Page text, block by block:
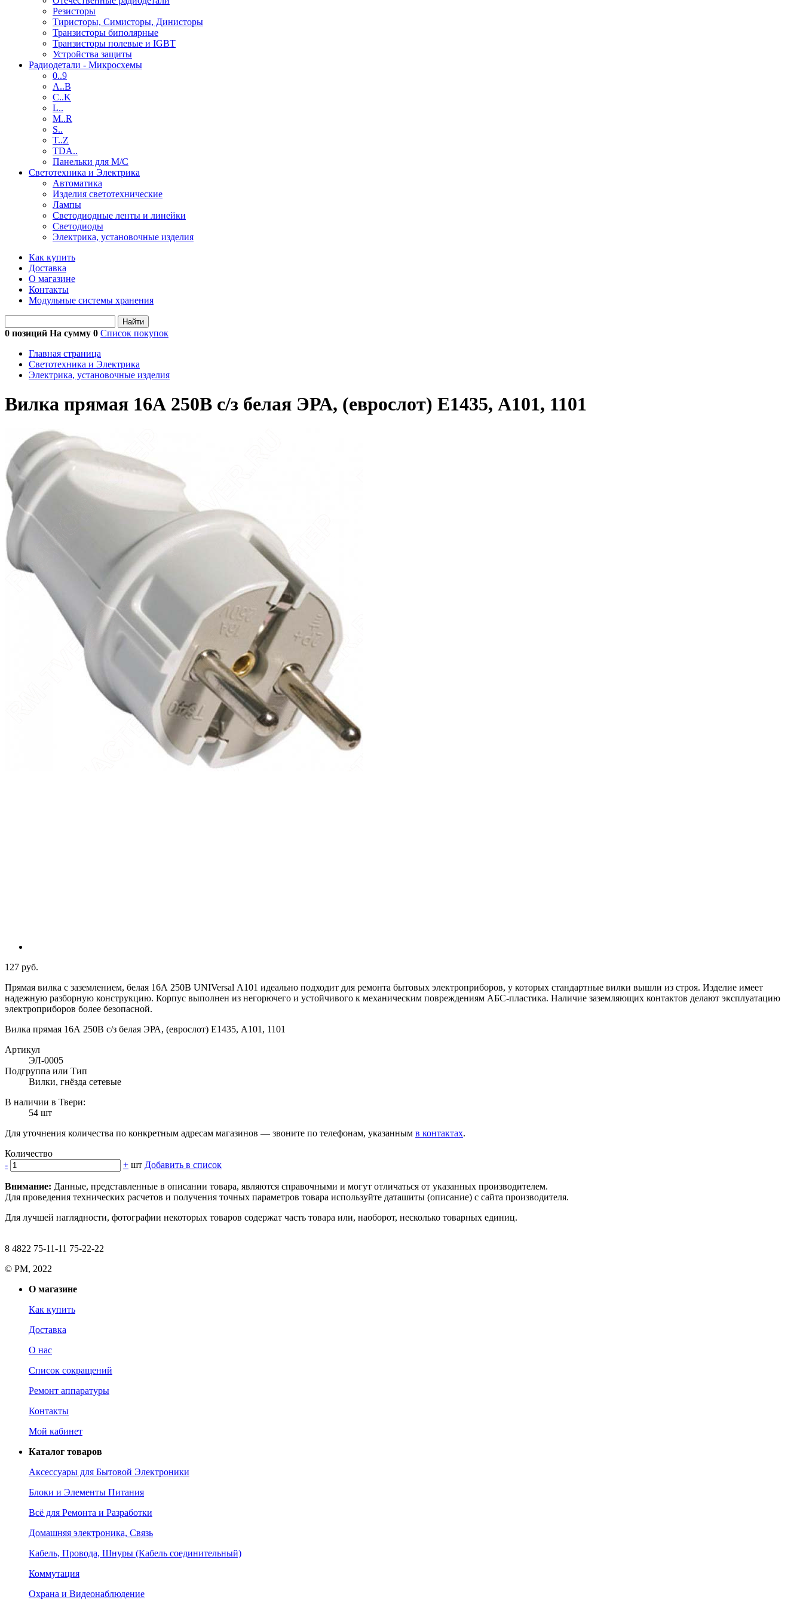
Резисторы
Тиристоры, Симисторы, Динисторы
Транзисторы биполярные
Транзисторы полевые и IGBT
Устройства защиты
Радиодетали - Микросхемы
0..9
A..B
C..K
L..
M..R
S..
T..Z
TDA..
Панельки для М/С
Светотехника и Электрика
Автоматика
Изделия светотехнические
Лампы
Светодиодные ленты и линейки
Светодиоды
Электрика, установочные изделия
Как купить
Доставка
О магазине
Контакты
Модульные системы хранения
Найти
0 позиций На сумму 0 Список покупок
Главная страница
Светотехника и Электрика
Электрика, установочные изделия
Вилка прямая 16А 250В с/з белая ЭРА, (еврослот) Е1435, A101, 1101
127 руб.
Прямая вилка с заземлением, белая 16А 250В UNIVersal А101 идеально подходит для ремонта бытовых электроприборов, у которых стандартные вилки вышли из строя. Изделие имеет
надежную разборную конструкцию. Корпус выполнен из негорючего и устойчивого к механическим повреждениям АБС-пластика. Наличие заземляющих контактов делают эксплуатацию
электроприборов более безопасной.
Вилка прямая 16А 250В с/з белая ЭРА, (еврослот) Е1435, A101, 1101
Артикул
ЭЛ-0005
Подгруппа или Тип
Вилки, гнёзда сетевые
В наличии в Твери:
54 шт
Для уточнения количества по конкретным адресам магазинов — звоните по телефонам, указанным в контактах.
Количество
-
+ шт Добавить в список
Внимание: Данные, представленные в описании товара, являются справочными и могут отличаться от указанных производителем.
Для проведения технических расчетов и получения точных параметров товара используйте даташиты (описание) с сайта производителя.
Для лучшей наглядности, фотографии некоторых товаров содержат часть товара или, наоборот, несколько товарных единиц.
8 4822 75-11-11 75-22-22
© РМ, 2022
О магазине
Как купить
Доставка
О нас
Список сокращений
Ремонт аппаратуры
Контакты
Мой кабинет
Каталог товаров
Аксессуары для Бытовой Электроники
Блоки и Элементы Питания
Всё для Ремонта и Разработки
Домашняя электроника, Связь
Кабель, Провода, Шнуры (Кабель соединительный)
Коммутация
Охрана и Видеонаблюдение